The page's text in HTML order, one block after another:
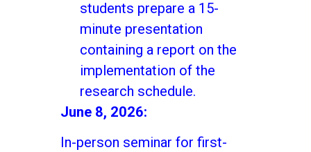
students prepare a 15-
minute presentation
containing a report on the
implementation of the
research schedule.
June 8, 2026:
In-person seminar for first-